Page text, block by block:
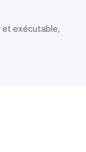
et exécutable,